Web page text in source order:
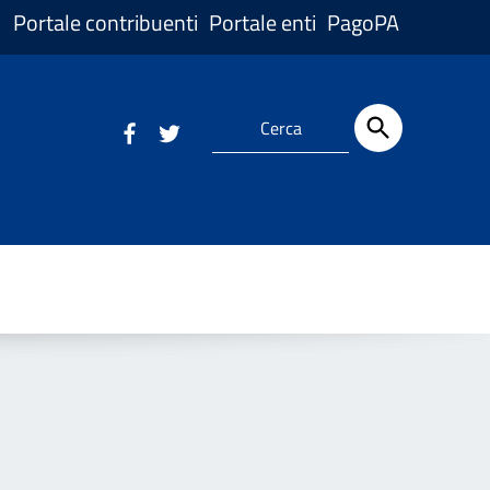
Portale contribuenti Portale enti PagoPA